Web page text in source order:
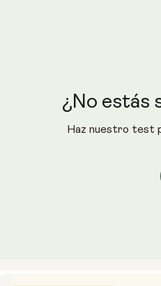
¿No estás
Haz nuestro test